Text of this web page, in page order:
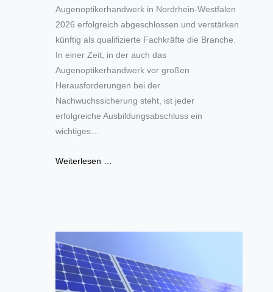
Augenoptikerhandwerk in Nordrhein-Westfalen
2026 erfolgreich abgeschlossen und verstärken
künftig als qualifizierte Fachkräfte die Branche.
In einer Zeit, in der auch das
Augenoptikerhandwerk vor großen
Herausforderungen bei der
Nachwuchssicherung steht, ist jeder
erfolgreiche Ausbildungsabschluss ein
wichtiges…
Weiterlesen …